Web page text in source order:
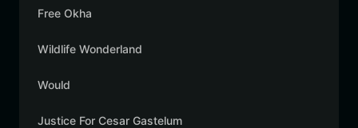
Free Okha
Wildlife Wonderland
Would
Justice For Cesar Gastelum